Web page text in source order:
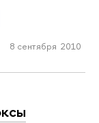
8 сентября 2010